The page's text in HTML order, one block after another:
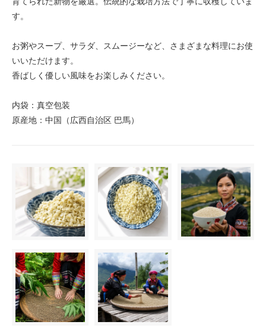
す。
お粥やスープ、サラダ、スムージーなど、さまざまな料理にお使
いいただけます。
香ばしく優しい風味をお楽しみください。
内袋：真空包装
原産地：中国（広西自治区 巴馬）